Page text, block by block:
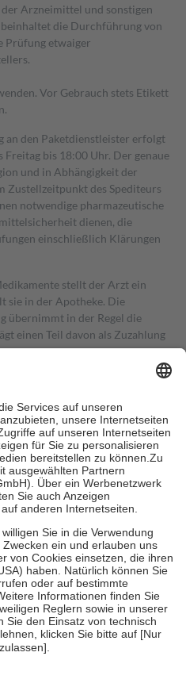
Arzneimittel und sonstigen
die Durchführung von
Prüfung etwaiger
Vor Gebrauch stets Etikett
an den Paketdienstleister erfolgt
bis 18:00 Uhr. Der genaue
und in Abhängigkeit der
Zustellzeitpunkt des Spediteurs
notwendige pharmazeutische
dienen, die
einschließlich Klärungen
stellt der Arzt ein
sie in der Apotheke. Die
übernimmt in der Regel die
einen Teil davon als Zuzahlung
in Höhe von zehn
nie mehr als die tatsächlichen
auch für Online-Apotheken.
beträgt die
sowie zehn Euro je
für ihre eigene Gesundheit zu
der Familie zu unterstützen,
vollendeten 18. Lebensjahr
Früherkennung, die von der